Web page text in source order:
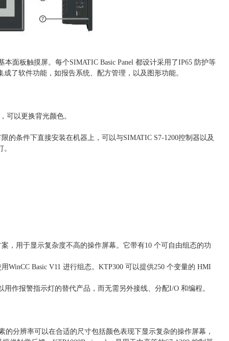
面板触摸屏。每个SIMATIC Basic Panel 都设计采用了IP65 防护等
了软件功能，如报告系统、配方管理，以及图形功能。
可以更换背光颜色。
的条件下直接安装在机器上，可以与SIMATIC S7-1200控制器以及
，用于显示复杂度不高的操作屏幕。它带有10 个可自由组态的功
WinCC Basic V11 进行组态。KTP300 可以提供250 个变量的 HMI
作报警指示灯的替代产品，而无需另外接线、分配I/O 和编程。
的分辨率可以在合适的尺寸包括颜色表现下显示复杂的操作屏幕，